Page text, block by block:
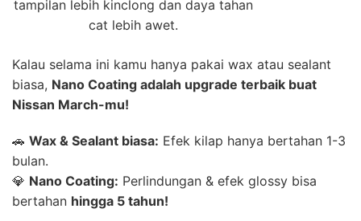
tampilan lebih kinclong dan daya tahan
cat lebih awet.
Kalau selama ini kamu hanya pakai wax atau sealant
biasa, Nano Coating adalah upgrade terbaik buat
Nissan March-mu!
🚗 Wax & Sealant biasa: Efek kilap hanya bertahan 1-3
bulan.
💎 Nano Coating: Perlindungan & efek glossy bisa
bertahan hingga 5 tahun!